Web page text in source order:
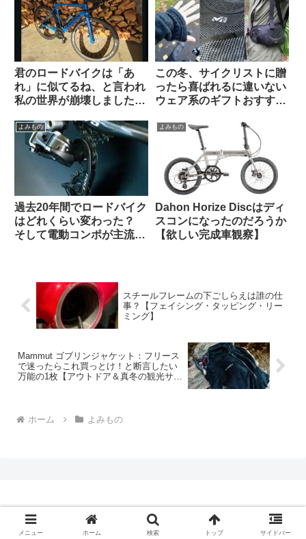
君のロードバイクは「あ
れ」に似てるね、と言われ
私の世界が崩壊しました
この冬、サイクリストに贈
ったら喜ばれるに違いない
ウェア系のギフトおすすめ
ものから】
よみもの
過去20年間でロードバイク
はどれくらい変わった？
そして電動コンポが主流に
よみもの
Dahon Horize Discはディ
スコンになったのだろうか
【欲しい完成車観察】
スチールフレームの下ごしらえは誰の仕
事？【フェイシング・タッピング・リー
ミング】
Mammut ゴブリンジャケット：フリース
で迷ったらこれ買っとけ！と断言したい
万能の1枚【アウトドア＆真冬の観光サイ
ホーム よみもの
Copyright © 2009-2026 CBN Blog All Rights Reserved.
メニュー ホーム 検索 トップ サイドバー